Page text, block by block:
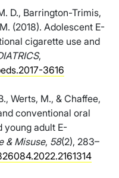
D., Barrington-Trimis,
(2018). Adolescent E-
cigarette use and
,
3616
Werts, M., & Chaffee,
conventional oral
young adult E-
& Misuse, 58(2), 283–